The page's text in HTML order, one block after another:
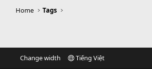
Home Tags
Change width Tiếng Việt